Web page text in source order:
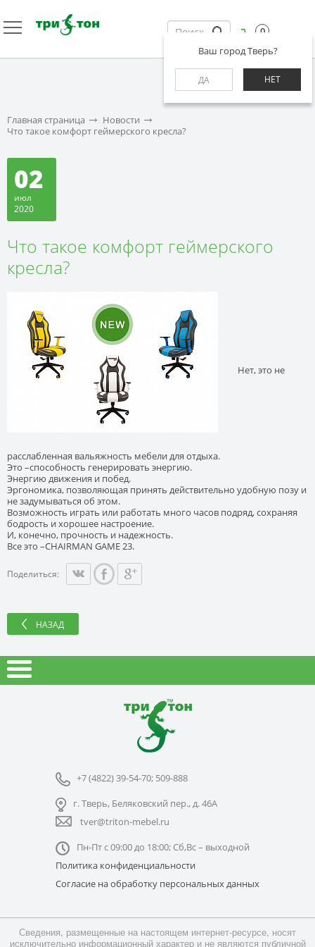
Ваш город Тверь?
ДА НЕТ
0
Главная страница
Новости
Что такое комфорт геймерского кресла?
02
июл
2020
Что такое комфорт геймерского
кресла?
Нет, это не
расслабленная вальяжность мебели для отдыха.
Это –способность генерировать энергию.
Энергию движения и побед.
Эргономика, позволяющая принять действительно удобную позу и
не задумываться об этом.
Возможность играть или работать много часов подряд, сохраняя
бодрость и хорошее настроение.
И, конечно, прочность и надежность.
Все это –CHAIRMAN GAME 23.
Поделиться:
НАЗАД
+7 (4822) 39-54-70; 509-888
г. Тверь, Беляковский пер., д. 46А
tver@triton-mebel.ru
Пн-Пт с 09:00 до 18:00; Сб,Вс – выходной
Политика конфиденциальности
Согласие на обработку персональных данных
Сведения, размещенные на настоящем интернет-ресурсе, носят
исключительно информационный характер и не являются публичной